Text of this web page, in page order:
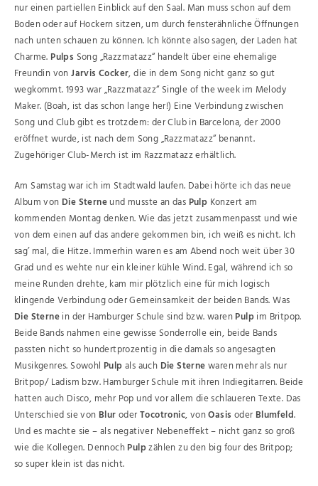
nur einen partiellen Einblick auf den Saal. Man muss schon auf dem
Boden oder auf Hockern sitzen, um durch fensterähnliche Öffnungen
nach unten schauen zu können. Ich könnte also sagen, der Laden hat
Charme. Pulps Song „Razzmatazz“ handelt über eine ehemalige
Freundin vonJarvis Cocker, die in dem Song nicht ganz so gut
wegkommt. 1993 war „Razzmatazz“ Single of the week im Melody
Maker. (Boah, ist das schon lange her!) Eine Verbindung zwischen
Song und Club gibt es trotzdem: der Club in Barcelona, der 2000
eröffnet wurde, ist nach dem Song „Razzmatazz“ benannt.
Zugehöriger Club-Merch ist im Razzmatazz erhältlich.
Am Samstag war ich im Stadtwald laufen. Dabei hörte ich das neue
Album von Die Sterneund musste an das Pulp Konzert am
kommenden Montag denken. Wie das jetzt zusammenpasst und wie
von dem einen auf das andere gekommen bin, ich weiß es nicht. Ich
sag’ mal, die Hitze. Immerhin waren es am Abend noch weit über 30
Grad und es wehte nur ein kleiner kühle Wind. Egal, während ich so
meine Runden drehte, kam mir plötzlich eine für mich logisch
klingende Verbindung oder Gemeinsamkeit der beiden Bands. Was
Die Sternein der Hamburger Schule sind bzw. warenPulpim Britpop.
Beide Bands nahmen eine gewisse Sonderrolle ein, beide Bands
passten nicht so hundertprozentig in die damals so angesagten
Musikgenres. Sowohl Pulpals auch Die Sternewaren mehr als nur
Britpop/ Ladism bzw. Hamburger Schule mit ihren Indiegitarren. Beide
hatten auch Disco, mehr Pop und vor allem die schlaueren Texte. Das
Unterschied sie von BluroderTocotronic, vonOasis oder Blumfeld.
Und es machte sie – als negativer Nebeneffekt – nicht ganz so groß
wie die Kollegen. DennochPulpzählen zu den big four des Britpop;
so super klein ist das nicht.